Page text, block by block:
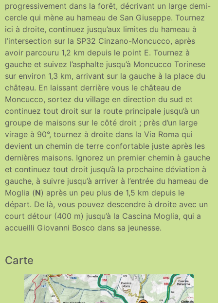
progressivement dans la forêt, décrivant un large demi-
cercle qui mène au hameau de San Giuseppe. Tournez
ici à droite, continuez jusqu’aux limites du hameau à
l’intersection sur la SP32 Cinzano-Moncucco, après
avoir parcouru 1,2 km depuis le point E. Tournez à
gauche et suivez l’asphalte jusqu’à Moncucco Torinese
sur environ 1,3 km, arrivant sur la gauche à la place du
château. En laissant derrière vous le château de
Moncucco, sortez du village en direction du sud et
continuez tout droit sur la route principale jusqu’à un
groupe de maisons sur le côté droit ; près d’un large
virage à 90°, tournez à droite dans la Via Roma qui
devient un chemin de terre confortable juste après les
dernières maisons. Ignorez un premier chemin à gauche
et continuez tout droit jusqu’à la prochaine déviation à
gauche, à suivre jusqu’à arriver à l’entrée du hameau de
Moglia (N) après un peu plus de 1,5 km depuis le
départ. De là, vous pouvez descendre à droite avec un
court détour (400 m) jusqu’à la Cascina Moglia, qui a
accueilli Giovanni Bosco dans sa jeunesse.
Carte